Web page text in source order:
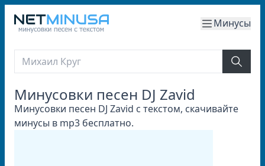
Минусы
Минусовки песен DJ Zavid
Минусовки песен DJ Zavid с текстом, скачивайте
минусы в mp3 бесплатно.